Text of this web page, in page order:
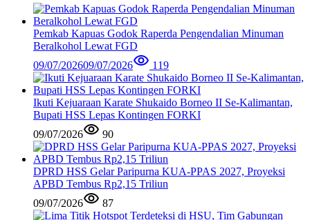
Pemkab Kapuas Godok Raperda Pengendalian Minuman
Beralkohol Lewat FGD
09/07/202609/07/2026 119
Ikuti Kejuaraan Karate Shukaido Borneo II Se-Kalimantan,
Bupati HSS Lepas Kontingen FORKI
09/07/2026
90
DPRD HSS Gelar Paripurna KUA-PPAS 2027, Proyeksi
APBD Tembus Rp2,15 Triliun
09/07/2026
87